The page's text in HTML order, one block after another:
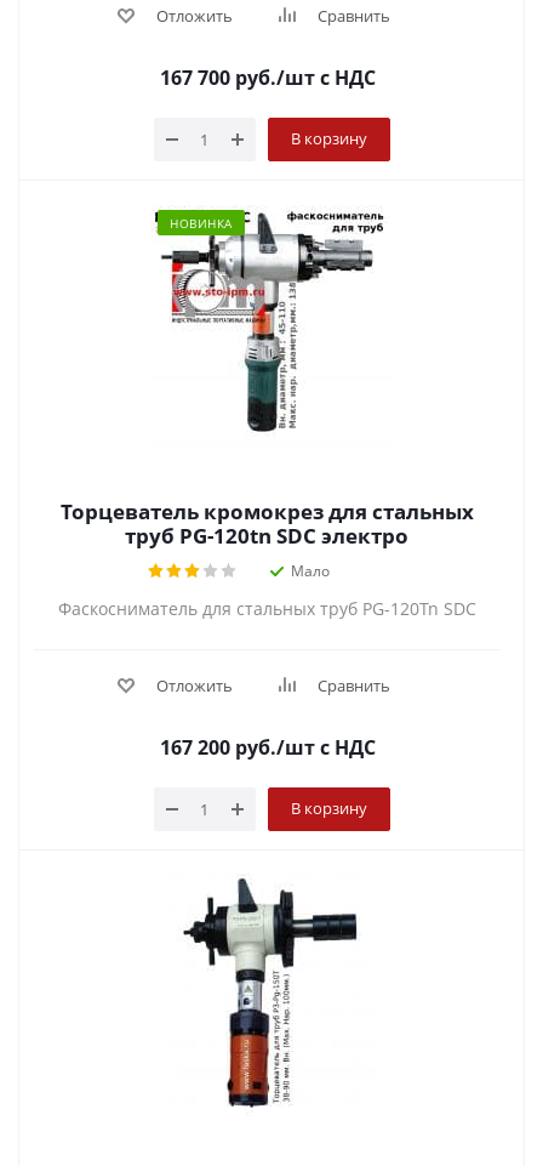
Отложить Сравнить
167 700руб./штс НДС
В корзину
НОВИНКА
Торцеватель кромокрез для стальных
труб PG-120tn SDC электро
Мало
Фаскосниматель для стальных труб PG-120Tn SDC
Отложить Сравнить
167 200руб./штс НДС
В корзину